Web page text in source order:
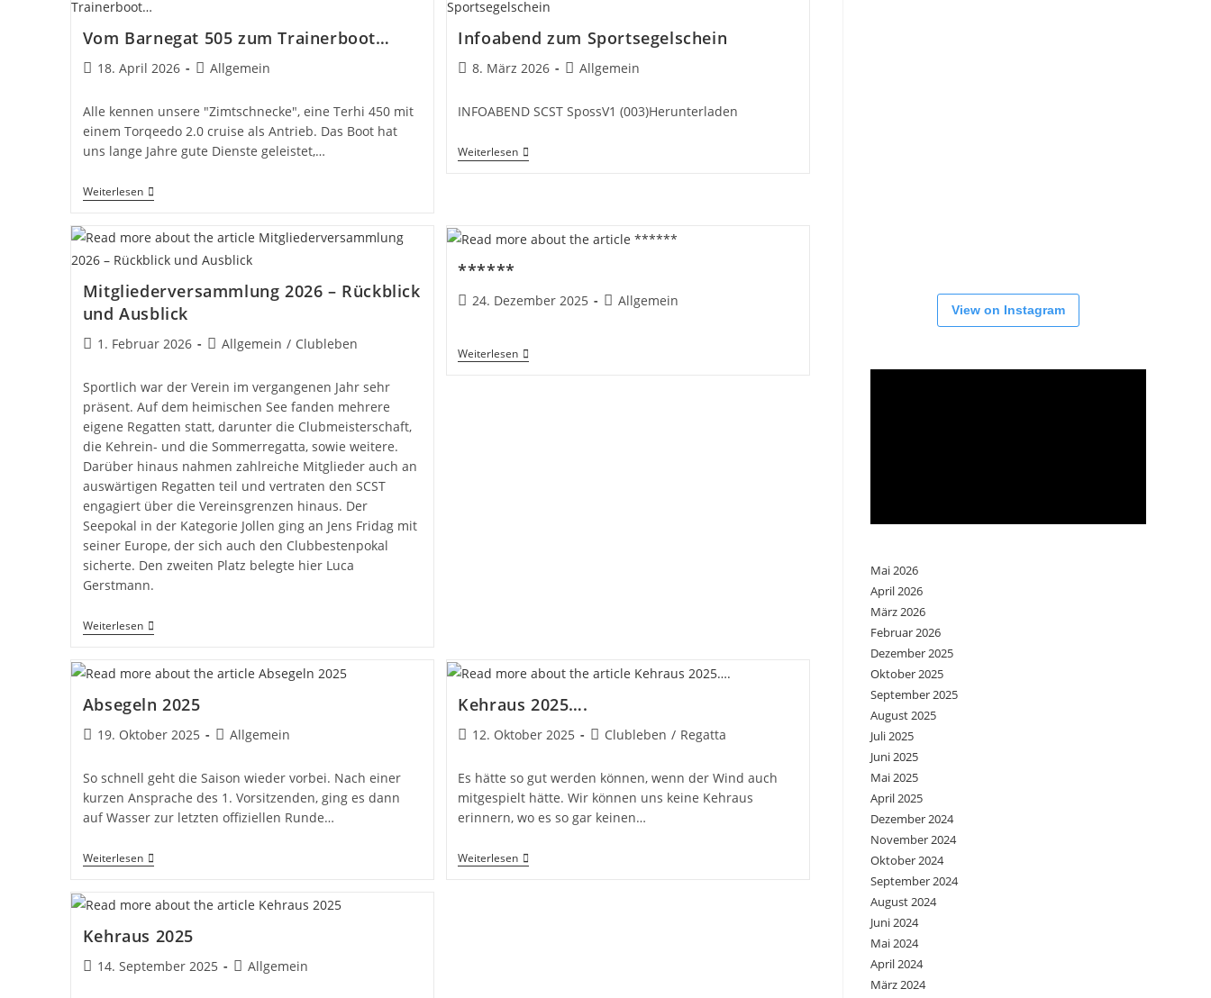
Und
Gewalt
Vom Barnegat 505 zum Trainerboot…
Beitrag
18. April 2026
Beitrags-
Allgemein
Alle kennen unsere "Zimtschnecke", eine Terhi 450 mit
einem Torqeedo 2.0 cruise als Antrieb. Das Boot hat
uns lange Jahre gute Dienste geleistet,…
WeiterlesenVom
Barnegat
Zum
Infoabend zum Sportsegelschein
Beitrag
8. März 2026
Beitrags-
Allgemein
INFOABEND SCST SpossV1 (003)Herunterladen
WeiterlesenInfoabend
Zum
Mitgliederversammlung 2026 – Rückblick
und Ausblick
Beitrag
1. Februar 2026
Beitrags-
Allgemein / Clubleben
Sportlich war der Verein im vergangenen Jahr sehr
präsent. Auf dem heimischen See fanden mehrere
eigene Regatten statt, darunter die Clubmeisterschaft,
die Kehrein- und die Sommerregatta, sowie weitere.
Darüber hinaus nahmen zahlreiche Mitglieder auch an
auswärtigen Regatten teil und vertraten den SCST
engagiert über die Vereinsgrenzen hinaus. Der
Seepokal in der Kategorie Jollen ging an Jens Fridag mit
seiner Europe, der sich auch den Clubbestenpokal
sicherte. Den zweiten Platz belegte hier Luca
Gerstmann.
WeiterlesenMitgliederversammlung
2026
Rückblick
Und
Ausblick
******
Beitrag
24. Dezember 2025
Beitrags-
Allgemein
Weiterlesen******
Absegeln 2025
Beitrag
19. Oktober 2025
Beitrags-
Allgemein
So schnell geht die Saison wieder vorbei. Nach einer
kurzen Ansprache des 1. Vorsitzenden, ging es dann
auf Wasser zur letzten offiziellen Runde…
WeiterlesenAbsegeln
2025
Kehraus 2025….
Beitrag
12. Oktober 2025
Beitrags-
Clubleben / Regatta
Es hätte so gut werden können, wenn der Wind auch
mitgespielt hätte. Wir können uns keine Kehraus
erinnern, wo es so gar keinen…
WeiterlesenKehraus
2025….
Kehraus 2025
Beitrag
14. September 2025
Beitrags-
Allgemein
View on Instagram
Mai 2026
April 2026
März 2026
Februar 2026
Dezember 2025
Oktober 2025
September 2025
August 2025
Juli 2025
Juni 2025
Mai 2025
April 2025
Dezember 2024
November 2024
Oktober 2024
September 2024
August 2024
Juni 2024
Mai 2024
April 2024
März 2024